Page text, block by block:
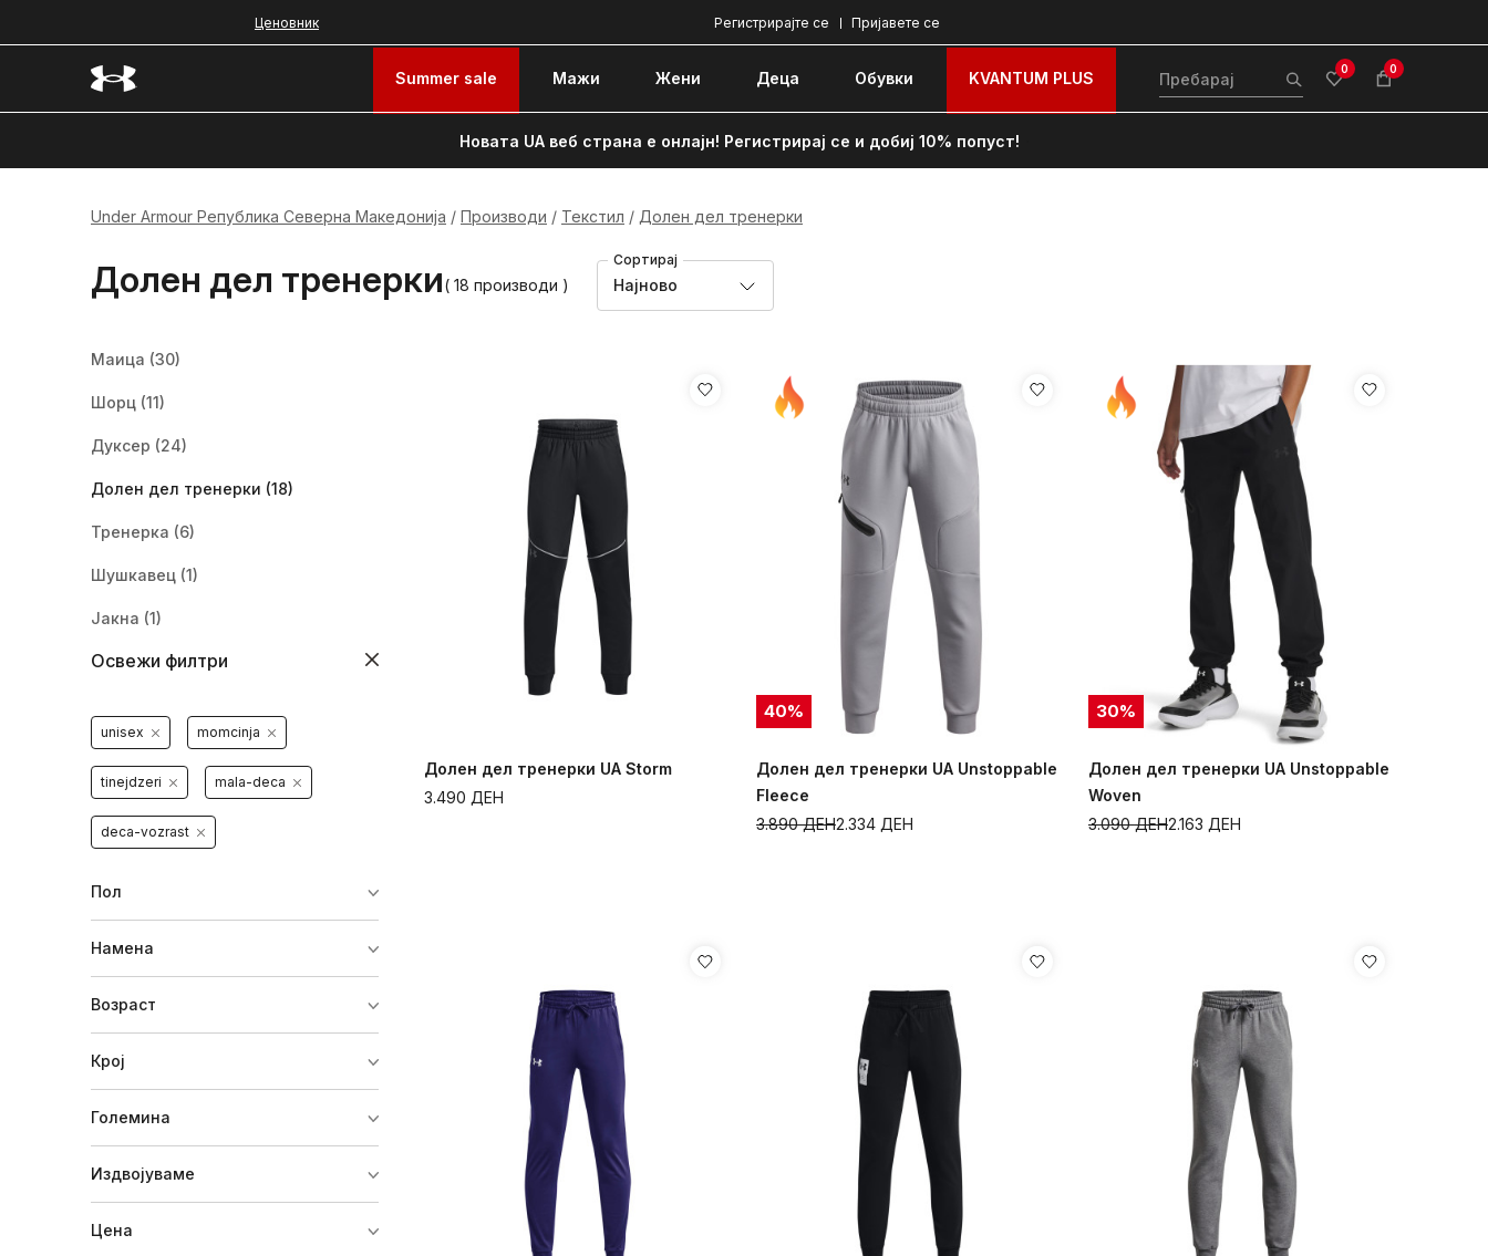
Ценовник Пријавете се
Регистрирајте се
Summer sale Мажи Жени Децa Обувки KVANTUM PLUS 0 0
Новата UA веб страна е онлајн! Регистрирај се и добиј 10% попуст!
Under Armour Република Северна Македонија Производи Текстил Долен дел тренерки
Долен дел тренерки( 18 производи )
Сортирај
Најново
Маица (30)
Шорц (11)
Дуксер (24)
Долен дел тренерки (18)
Тренерка (6)
Шушкавец (1)
Јакна (1)
Панталони(2)
Освежи филтри
unisex momcinja
tinejdzeri mala-deca
deca-vozrast
Пол
Намена
Возраст
Крој
Големина
Издвојуваме
Цена
Долен дел тренерки UA Storm
3.490 ДЕН
40%
Долен дел тренерки UA Unstoppable
Fleece
2.334 ДЕН
3.890ДЕН
30%
Долен дел тренерки UA Unstoppable
Woven
2.163 ДЕН
3.090ДЕН